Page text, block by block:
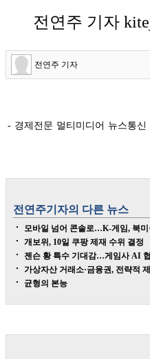
전연주 기자
전연주 기자
- 경제전문 멀티미디어 뉴스통신
전연주기자의 다른 뉴스
모바일 넘어 콘솔로…K-게임, 북미
개보위, 10일 쿠팡 제재 수위 결정
젠슨 황 특수 기대감…게임사 AI
가상자산 거래소·금융권, 전략적
균형의 본능